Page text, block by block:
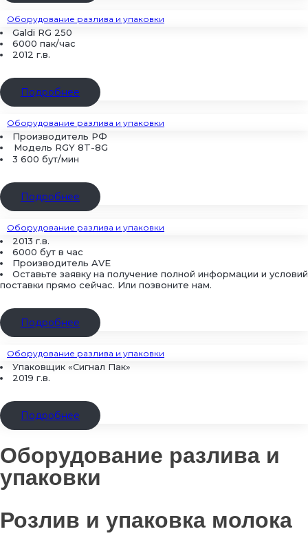
Оборудование разлива и упаковки
Galdi RG 250
6000 пак/час
2012 г.в.
Подробнее
Оборудование разлива и упаковки
Производитель РФ
Модель RGY 8T-8G
3 600 бут/мин
Подробнее
Оборудование разлива и упаковки
2013 г.в.
6000 бут в час
Производитель AVE
Оставьте заявку на получение полной информации и условий
поставки прямо сейчас. Или позвоните нам.
Подробнее
Оборудование разлива и упаковки
Упаковщик «Сигнал Пак»
2019 г.в.
Подробнее
Оборудование разлива и
упаковки
Розлив и упаковка молока